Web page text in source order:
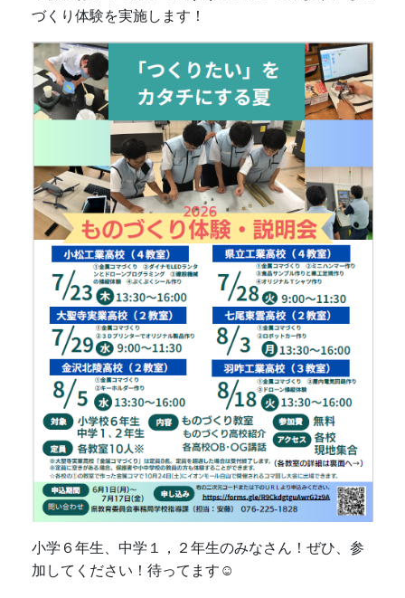
づくり体験を実施します！
小学６年生、中学１，２年生のみなさん！ぜひ、参
加してください！待ってます☺